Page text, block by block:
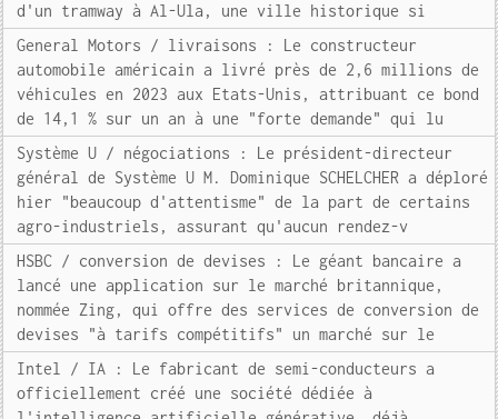
d'un tramway à Al-Ula, une ville historique si
General Motors / livraisons : Le constructeur
automobile américain a livré près de 2,6 millions de
véhicules en 2023 aux Etats-Unis, attribuant ce bond
de 14,1 % sur un an à une "forte demande" qui lu
Système U / négociations : Le président-directeur
général de Système U M. Dominique SCHELCHER a déploré
hier "beaucoup d'attentisme" de la part de certains
agro-industriels, assurant qu'aucun rendez-v
HSBC / conversion de devises : Le géant bancaire a
lancé une application sur le marché britannique,
nommée Zing, qui offre des services de conversion de
devises "à tarifs compétitifs" un marché sur le
Intel / IA : Le fabricant de semi-conducteurs a
officiellement créé une société dédiée à